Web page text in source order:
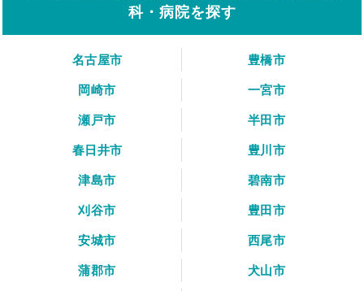
科・病院を探す
名古屋市
豊橋市
岡崎市
一宮市
瀬戸市
半田市
春日井市
豊川市
津島市
碧南市
刈谷市
豊田市
安城市
西尾市
蒲郡市
犬山市